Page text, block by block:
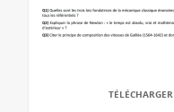
TÉLÉCHARGER